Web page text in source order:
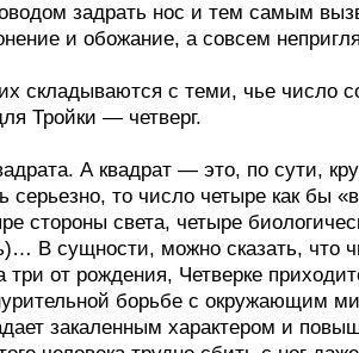
задрать нос и тем самым
и обожание, а совсем
складываются с теми, чье число
Тройки — четверг.
А квадрат — это, по сути,
серьезно, то число четыре как бы
стороны света, четыре
В сущности, можно сказать, что
от рождения, Четверке
борьбе с окружающим
закаленным характером и